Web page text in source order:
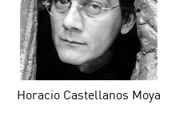
Horacio Castellanos Moya